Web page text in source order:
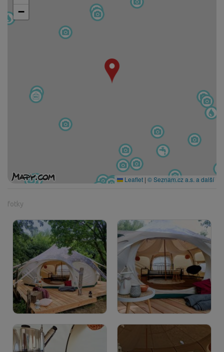
−
Leaflet | © Seznam.cz a.s. a další
fotky